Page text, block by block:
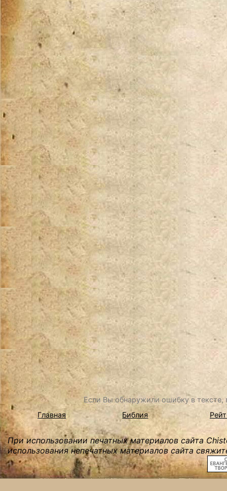
Если Вы обнаружили ошибку в
Главная
Библия
При использовании печатных материалов сайта
использования непечатных материалов сайта